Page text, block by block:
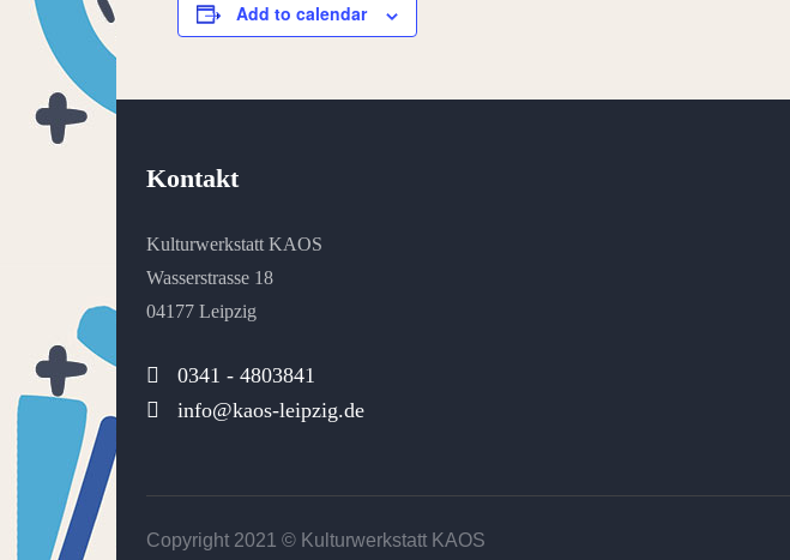
Add to calendar
Kontakt
Kulturwerkstatt KAOS
Wasserstrasse 18
04177 Leipzig
0341 - 4803841
info@kaos-leipzig.de
Copyright 2021 © Kulturwerkstatt KAOS